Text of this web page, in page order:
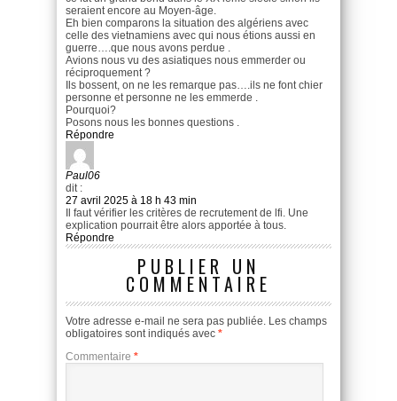
seraient encore au Moyen-âge.
Eh bien comparons la situation des algériens avec
celle des vietnamiens avec qui nous étions aussi en
guerre….que nous avons perdue .
Avions nous vu des asiatiques nous emmerder ou
réciproquement ?
Ils bossent, on ne les remarque pas….ils ne font chier
personne et personne ne les emmerde .
Pourquoi?
Posons nous les bonnes questions .
Répondre
Paul06
dit :
27 avril 2025 à 18 h 43 min
Il faut vérifier les critères de recrutement de lfi. Une
explication pourrait être alors apportée à tous.
Répondre
PUBLIER UN
COMMENTAIRE
Votre adresse e-mail ne sera pas publiée. Les champs
obligatoires sont indiqués avec *
Commentaire *